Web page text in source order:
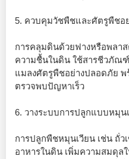
5. ควบคุมวัชพืชและศัตรูพืชอ
การคลุมดินด้วยฟางหรือพลา
ความชื้นในดิน ใช้สารชีวภัณ
แมลงศัตรูพืชอย่างปลอดภัย พ
ตรวจพบปัญหาเร็ว
6. วางระบบการปลูกแบบหมุน
การปลูกพืชหมุนเวียน เช่น ถั่
อาหารในดิน เพิ่มความสมดุล